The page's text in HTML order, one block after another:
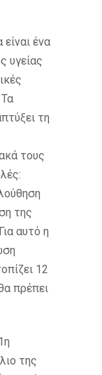
ένα
υγείας
τη
τους
της
αυτό η
12
πρέπει
της